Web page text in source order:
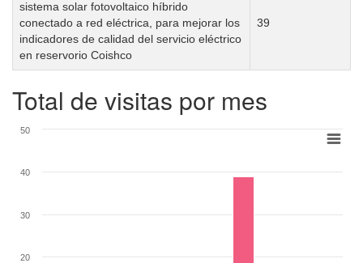
sistema solar fotovoltaico híbrido
conectado a red eléctrica, para mejorar los
indicadores de calidad del servicio eléctrico
en reservorio Coishco
39
Total de visitas por mes
20
30
40
50